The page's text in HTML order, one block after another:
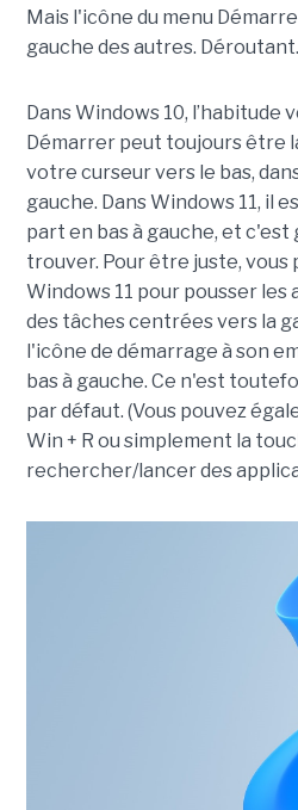
Mais l'icône du menu
gauche des autres. Déroutant.
Dans Windows 10, l’habitude
Démarrer peut toujours être
votre curseur vers le bas,
gauche. Dans Windows 11, il
part en bas à gauche, et c'est
trouver. Pour être juste,
Windows 11 pour pousser les
des tâches centrées vers la
l'icône de démarrage à son
bas à gauche. Ce n'est
par défaut. (Vous pouvez
Win + R ou simplement la
rechercher/lancer des